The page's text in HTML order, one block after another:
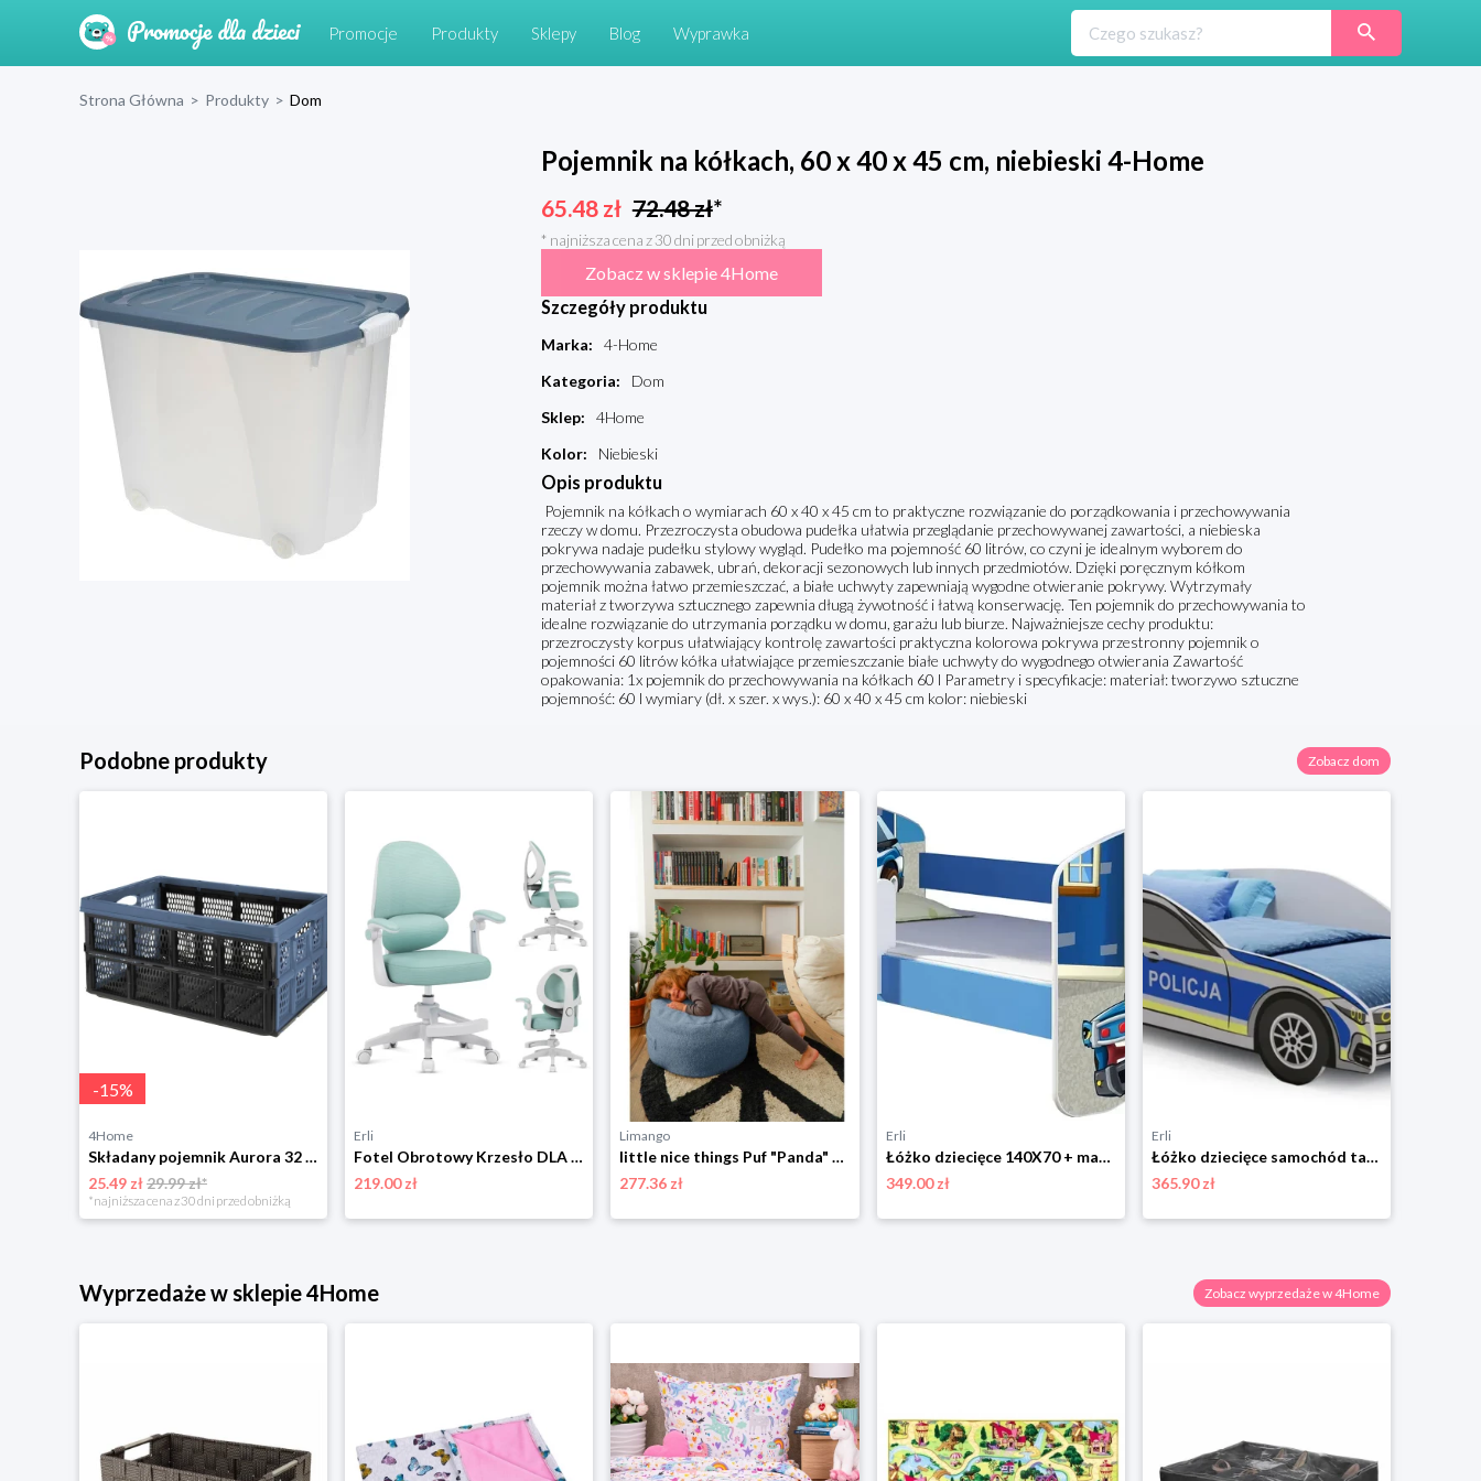
Promocje Produkty Sklepy Blog Wyprawka
Strona Główna > Produkty > Dom
Pojemnik na kółkach, 60 x 40 x 45 cm, niebieski 4-Home
65.48zł 72.48zł*
* najniższa cena z 30 dni przed obniżką
Zobacz w sklepie 4Home
Szczegóły produktu
Marka:
4-Home
Kategoria:
Dom
Sklep:
4Home
Kolor: Niebieski
Opis produktu
Pojemnik na kółkach o wymiarach 60 x 40 x 45 cm to praktyczne rozwiązanie do porządkowania i przechowywania
rzeczy w domu. Przezroczysta obudowa pudełka ułatwia przeglądanie przechowywanej zawartości, a niebieska
pokrywa nadaje pudełku stylowy wygląd. Pudełko ma pojemność 60 litrów, co czyni je idealnym wyborem do
przechowywania zabawek, ubrań, dekoracji sezonowych lub innych przedmiotów. Dzięki poręcznym kółkom
pojemnik można łatwo przemieszczać, a białe uchwyty zapewniają wygodne otwieranie pokrywy. Wytrzymały
materiał z tworzywa sztucznego zapewnia długą żywotność i łatwą konserwację. Ten pojemnik do przechowywania to
idealne rozwiązanie do utrzymania porządku w domu, garażu lub biurze. Najważniejsze cechy produktu:
przezroczysty korpus ułatwiający kontrolę zawartości praktyczna kolorowa pokrywa przestronny pojemnik o
pojemności 60 litrów kółka ułatwiające przemieszczanie białe uchwyty do wygodnego otwierania Zawartość
opakowania: 1x pojemnik do przechowywania na kółkach 60 l Parametry i specyfikacje: materiał: tworzywo sztuczne
pojemność: 60 l wymiary (dł. x szer. x wys.): 60 x 40 x 45 cm kolor: niebieski
Podobne produkty Zobacz dom
-15%
4Home
Składany pojemnik Aurora 32 L, 48 x 35 x 24 cm, niebieski 4-Home
25.49 zł29.99 zł*
*najniższa cena z 30 dni przed obniżką
Erli
Fotel Obrotowy Krzesło DLA DZIECI MŁODZIEŻY Mark Adler Junior 4.5 Blue Mint
219.00 zł
Limango
little nice things Puf "Panda" w kolorze niebieskim - wys. 20 x Ø 50 cm rozmiar: onesize
277.36 zł
Erli
Łóżko dziecięce 140X70 + materac NIEBIESKIE ACMA
349.00 zł
Erli
Łóżko dziecięce samochód tapczan 140x70 jednoosobowe materac auto POLICJA
365.90 zł
Wyprzedaże w sklepie 4Home Zobacz wyprzedaże w 4Home